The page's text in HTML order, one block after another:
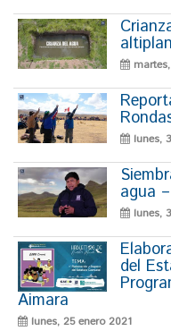
lunes,
agua
lunes,
del
Aimara
lunes, 25 enero 2021